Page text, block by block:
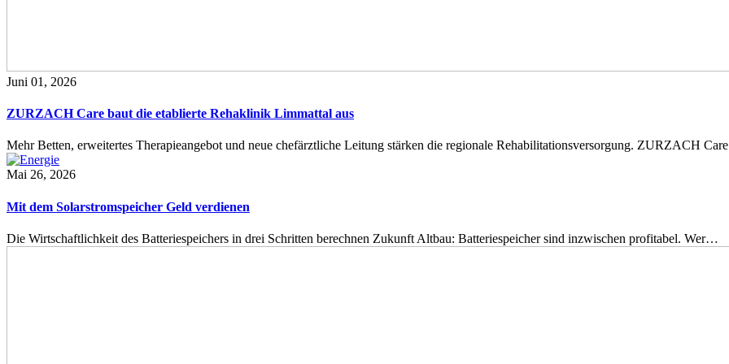
Juni 01, 2026
ZURZACH Care baut die etablierte Rehaklinik Limmattal aus
Mehr Betten, erweitertes Therapieangebot und neue chefärztliche Leitung stärken die regionale Rehabilitationsversorgung. ZURZACH
Mai 26, 2026
Mit dem Solarstromspeicher Geld verdienen
Die Wirtschaftlichkeit des Batteriespeichers in drei Schritten berechnen Zukunft Altbau: Batteriespeicher sind inzwischen profitabel. Wer…